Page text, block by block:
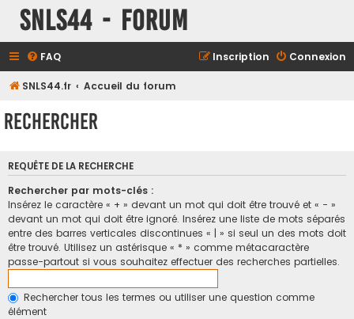
SNLS44 - Forum
FAQ Connexion
Inscription
SNLS44.fr Accueil du forum
Rechercher
REQUÊTE DE LA RECHERCHE
Rechercher par mots-clés :
Insérez le caractère « + » devant un mot qui doit être trouvé et « - »
devant un mot qui doit être ignoré. Insérez une liste de mots séparés
entre des barres verticales discontinues « | » si seul un des mots doit
être trouvé. Utilisez un astérisque « * » comme métacaractère
passe-partout si vous souhaitez effectuer des recherches partielles.
Rechercher tous les termes ou utiliser une question comme
élément